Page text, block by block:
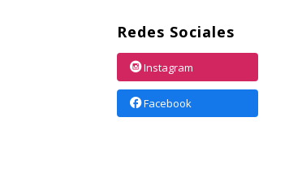
Redes Sociales
Instagram
Facebook